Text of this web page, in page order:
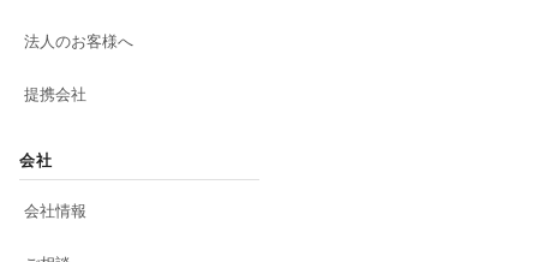
法人のお客様へ
提携会社
会社
会社情報